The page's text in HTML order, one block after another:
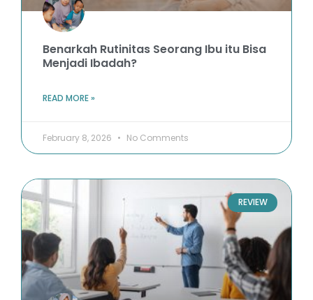
Benarkah Rutinitas Seorang Ibu itu Bisa
Menjadi Ibadah?
READ MORE »
February 8, 2026 No Comments
REVIEW